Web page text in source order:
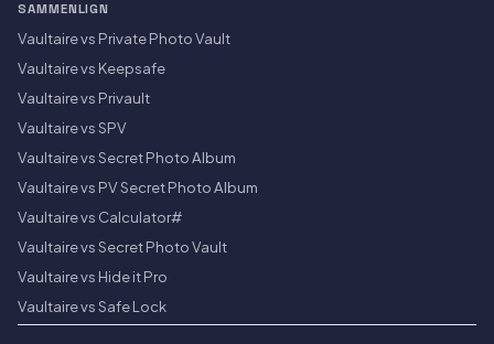
SAMMENLIGN
Vaultaire vs Private Photo Vault
Vaultaire vs Keepsafe
Vaultaire vs Privault
Vaultaire vs SPV
Vaultaire vs Secret Photo Album
Vaultaire vs PV Secret Photo Album
Vaultaire vs Calculator#
Vaultaire vs Secret Photo Vault
Vaultaire vs Hide it Pro
Vaultaire vs Safe Lock